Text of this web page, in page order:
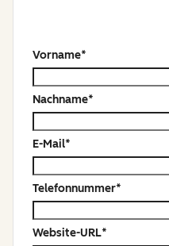
Vorname*
Nachname*
E-Mail*
Telefonnummer*
Website-URL*